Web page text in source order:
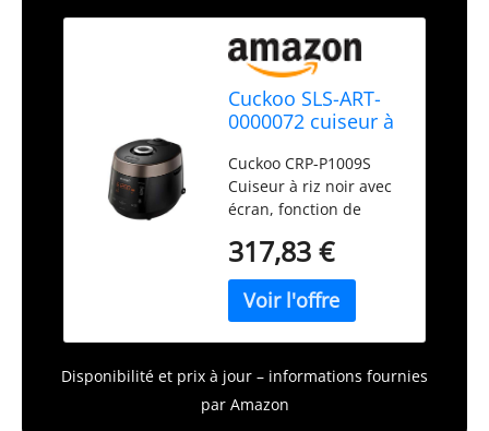
Cuckoo SLS-ART-
0000072 cuiseur à
Marron, Rouge
Cuckoo CRP-P1009S
Cuiseur à riz noir avec
écran, fonction de
protection contre la
surchauffe Contenu : 1
pièce Dimensions de
qualité supérieure :
317,83 €
Disponibilité et prix à jour – informations fournies
par Amazon